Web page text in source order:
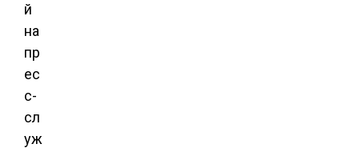
й
на
пр
ес
с-
сл
уж